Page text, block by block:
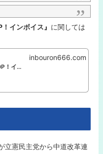
インボイス』 に関しては
【小泉なつみ】『STOP！インボイス』経済陰謀論
inbouron666.com
立憲民主党から中道改革連